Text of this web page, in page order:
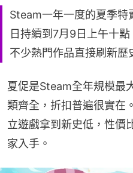
Steam一年一度的夏季
日持續到7月9日上午十
不少熱門作品直接刷新歷
夏促是Steam全年規模最
類齊全，折扣普遍很實在
立遊戲拿到新史低，性價
家入手。